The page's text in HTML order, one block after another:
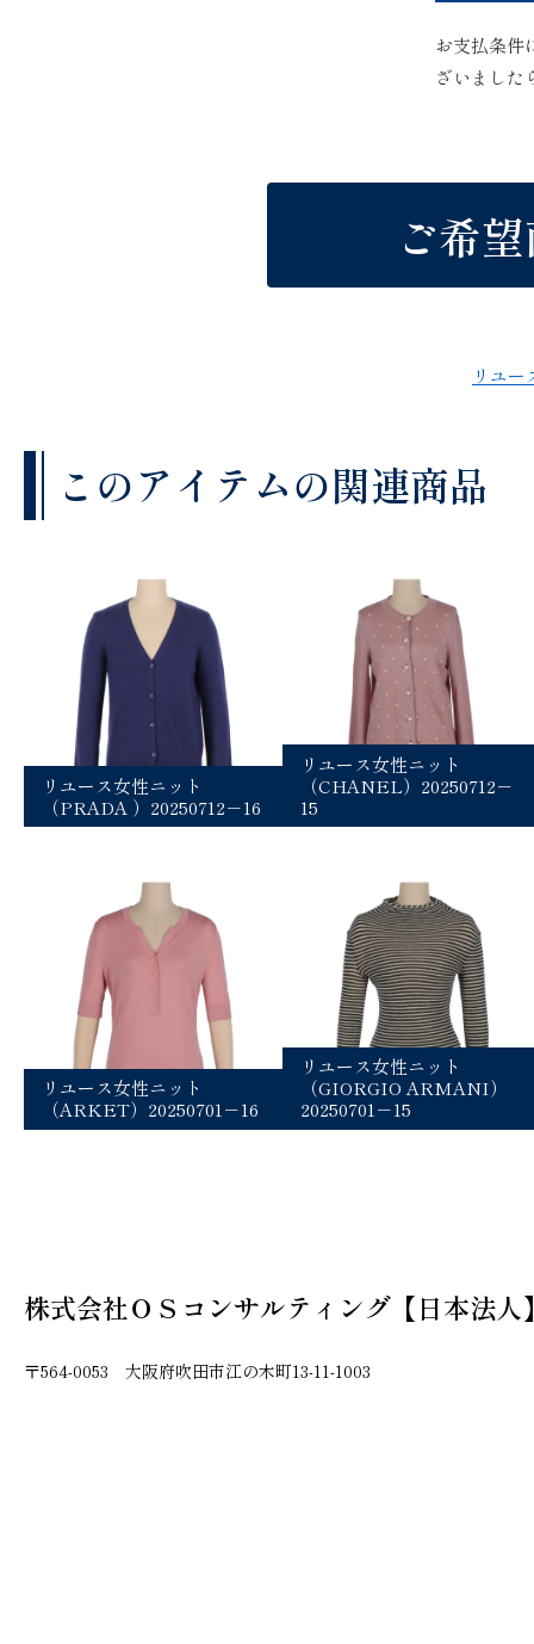
お支払条件
ざいました
ご希
リユ
このアイテムの関連商品
リユース女性ニット
（PRADA ）20250712－16
リユース女性ニット
（CHANEL）20250712－
15
リユース女性ニット
（ARKET）20250701－16
リユース女性ニット
（GIORGIO ARMANI）
20250701－15
株式会社ＯＳコンサルティング【日本法人
〒564-0053 大阪府吹田市江の木町13-11-1003